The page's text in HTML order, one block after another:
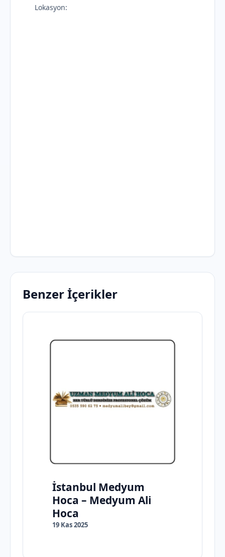
Lokasyon:
Benzer İçerikler
İstanbul Medyum
Hoca – Medyum Ali
Hoca
19 Kas 2025